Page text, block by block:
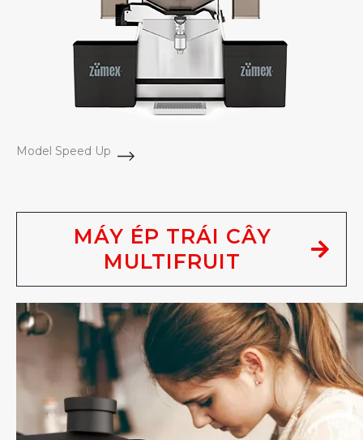
Model Speed Up
MÁY ÉP TRÁI CÂY
MULTIFRUIT